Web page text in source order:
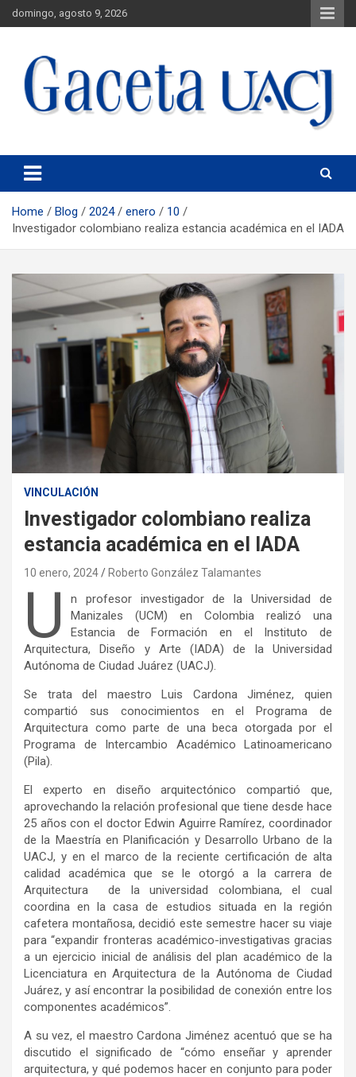
domingo, agosto 9, 2026
Gaceta UACJ
Home Blog 2024 enero
10
Investigador colombiano realiza estancia académica en el IADA
VINCULACIÓN
Investigador colombiano realiza
estancia académica en el IADA
10 enero, 2024 Roberto González Talamantes
U
n profesor investigador de la Universidad de
Manizales (UCM) en Colombia realizó una
Estancia de Formación en el Instituto de
Arquitectura, Diseño y Arte (IADA) de la Universidad
Autónoma de Ciudad Juárez (UACJ).
Se trata del maestro Luis Cardona Jiménez, quien
compartió sus conocimientos en el Programa de
Arquitectura como parte de una beca otorgada por el
Programa de Intercambio Académico Latinoamericano
(Pila).
El experto en diseño arquitectónico compartió que,
aprovechando la relación profesional que tiene desde hace
25 años con el doctor Edwin Aguirre Ramírez, coordinador
de la Maestría en Planificación y Desarrollo Urbano de la
UACJ, y en el marco de la reciente certificación de alta
calidad académica que se le otorgó a la carrera de
Arquitectura de la universidad colombiana, el cual
coordina en la casa de estudios situada en la región
cafetera montañosa, decidió este semestre hacer su viaje
para “expandir fronteras académico-investigativas gracias
a un ejercicio inicial de análisis del plan académico de la
Licenciatura en Arquitectura de la Autónoma de Ciudad
Juárez, y así encontrar la posibilidad de conexión entre los
componentes académicos”.
A su vez, el maestro Cardona Jiménez acentuó que se ha
discutido el significado de “cómo enseñar y aprender
arquitectura, y qué podemos hacer en conjunto para poder